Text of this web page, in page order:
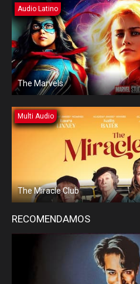
Audio Latino
The Marvels
Multi Audio
The Miracle Club
RECOMENDAMOS